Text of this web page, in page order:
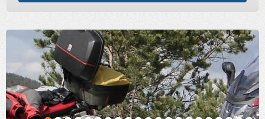
CLUBINFO
TERMINE
ACCESSORIES